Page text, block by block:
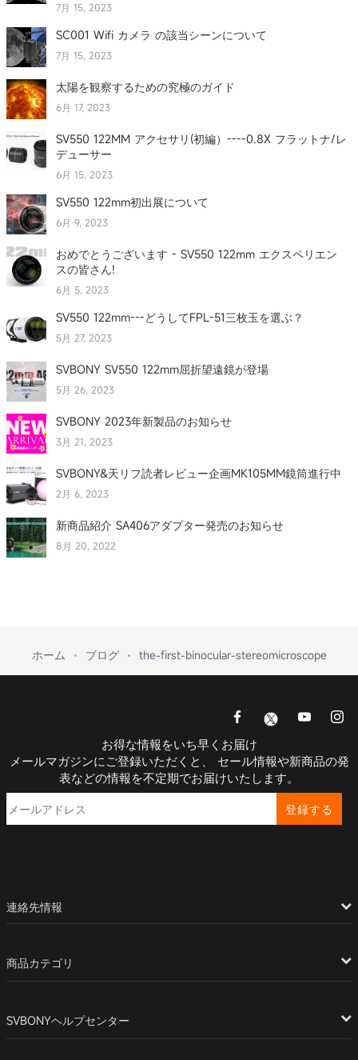
7月 15, 2023
SC001 Wifi カメラ の該当シーンについて
7月 15, 2023
太陽を観察するための究極のガイド
6月 17, 2023
SV550 122MM アクセサリ(初編）----0.8X フラットナ/レ
デューサー
6月 15, 2023
SV550 122mm初出展について
6月 9, 2023
おめでとうございます - SV550 122mm エクスペリエン
スの皆さん!
6月 5, 2023
SV550 122mm---どうしてFPL-51三枚玉を選ぶ？
5月 27, 2023
SVBONY SV550 122mm屈折望遠鏡が登場
5月 26, 2023
SVBONY 2023年新製品のお知らせ
3月 21, 2023
SVBONY&天リフ読者レビュー企画MK105MM鏡筒進行中
2月 6, 2023
新商品紹介 SA406アダプター発売のお知らせ
8月 20, 2022
ホーム ブログ the-first-binocular-stereomicroscope
お得な情報をいち早くお届け
メールマガジンにご登録いただくと、 セール情報や新商品の発
表などの情報を不定期でお届けいたします。
登録する
連絡先情報
商品カテゴリ
SVBONYヘルプセンター